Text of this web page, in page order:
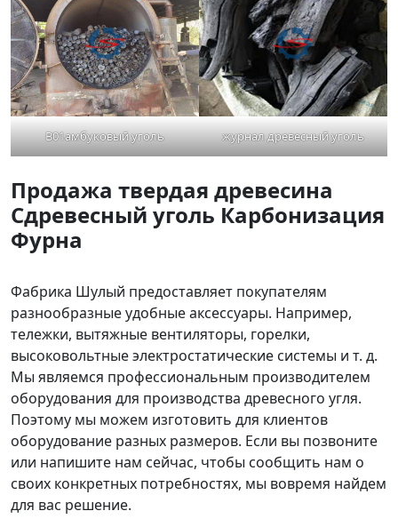
B01амбуковый уголь журнал древесный уголь
Продажа твердая древесина
Сдревесный уголь Карбонизация
Фурна
Фабрика Шулый предоставляет покупателям
разнообразные удобные аксессуары. Например,
тележки, вытяжные вентиляторы, горелки,
высоковольтные электростатические системы и т. д.
Мы являемся профессиональным производителем
оборудования для производства древесного угля.
Поэтому мы можем изготовить для клиентов
оборудование разных размеров. Если вы позвоните
или напишите нам сейчас, чтобы сообщить нам о
своих конкретных потребностях, мы вовремя найдем
для вас решение.